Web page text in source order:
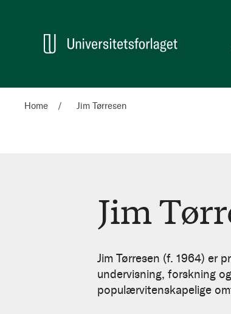
Home Jim Tørresen
Tørresen
Jim
Jim Tørresen (f. 1964) er
undervisning, forskning
populærvitenskapelige